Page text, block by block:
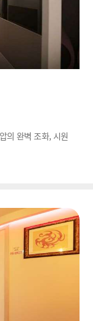
의 완벽 조화, 시원